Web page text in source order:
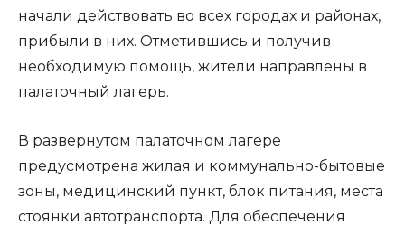
начали действовать во всех городах и районах,
прибыли в них. Отметившись и получив
необходимую помощь, жители направлены в
палаточный лагерь.
В развернутом палаточном лагере
предусмотрена жилая и коммунально-бытовые
зоны, медицинский пункт, блок питания, места
стоянки автотранспорта. Для обеспечения